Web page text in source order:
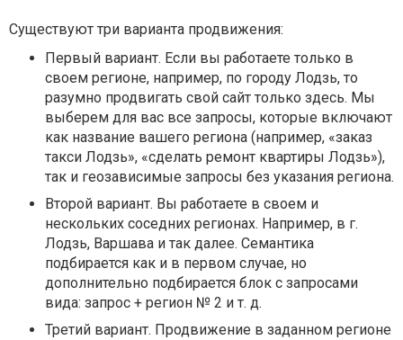
Существуют три варианта продвижения:
Первый вариант. Если вы работаете только в
своем регионе, например, по городу Лодзь, то
разумно продвигать свой сайт только здесь. Мы
выберем для вас все запросы, которые включают
как название вашего региона (например, «заказ
такси Лодзь», «сделать ремонт квартиры Лодзь»),
так и геозависимые запросы без указания региона.
Второй вариант. Вы работаете в своем и
нескольких соседних регионах. Например, в г.
Лодзь, Варшава и так далее. Семантика
подбирается как и в первом случае, но
дополнительно подбирается блок с запросами
вида: запрос + регион № 2 и т. д.
Третий вариант. Продвижение в заданном регионе